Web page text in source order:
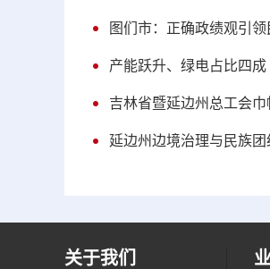
图们市：正确政绩观引
产能跃升、绿电占比四
吉林省暨延边州总工会
延边州边境治理与民族
关于我们